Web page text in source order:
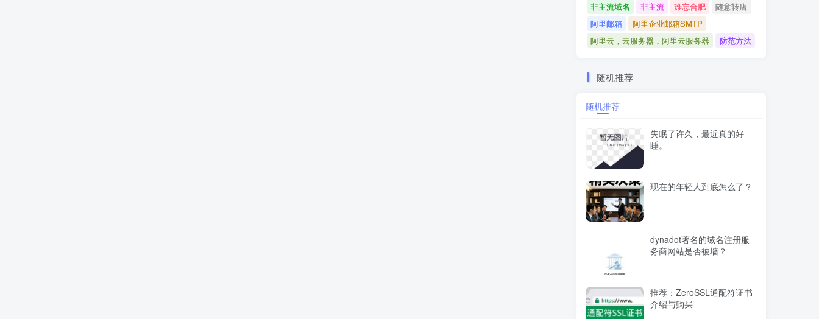
非主流域名
非主流 难忘合肥
随意转店
阿里邮箱
阿里企业邮箱SMTP
阿里云，云服务器，阿里云服务器
防范方法
随机推荐
随机推荐
失眠了许久，最近真的好
睡。
现在的年轻人到底怎么了？
dynadot著名的域名注册服
务商网站是否被墙？
推荐：ZeroSSL通配符证书
介绍与购买